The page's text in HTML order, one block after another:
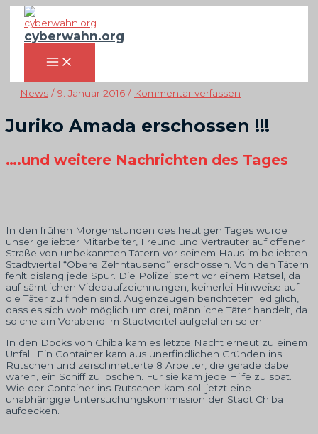
Zum
Inhalt
springen
cyberwahn.org
MAIN
MENU
News / 9. Januar 2016 / Kommentar verfassen
Juriko Amada erschossen !!!
….und weitere Nachrichten des Tages
In den frühen Morgenstunden des heutigen Tages wurde
unser geliebter Mitarbeiter, Freund und Vertrauter auf offener
Straße von unbekannten Tätern vor seinem Haus im beliebten
Stadtviertel “Obere Zehntausend” erschossen. Von den Tätern
fehlt bislang jede Spur. Die Polizei steht vor einem Rätsel, da
auf sämtlichen Videoaufzeichnungen, keinerlei Hinweise auf
die Täter zu finden sind. Augenzeugen berichteten lediglich,
dass es sich wohlmöglich um drei, männliche Täter handelt, da
solche am Vorabend im Stadtviertel aufgefallen seien.
In den Docks von Chiba kam es letzte Nacht erneut zu einem
Unfall. Ein Container kam aus unerfindlichen Gründen ins
Rutschen und zerschmetterte 8 Arbeiter, die gerade dabei
waren, ein Schiff zu löschen. Für sie kam jede Hilfe zu spät.
Wie der Container ins Rutschen kam soll jetzt eine
unabhängige Untersuchungskommission der Stadt Chiba
aufdecken.